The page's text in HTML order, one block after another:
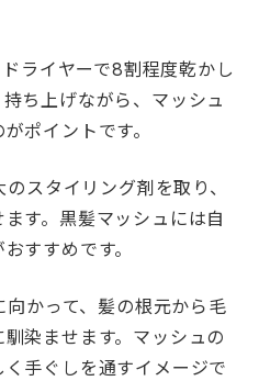
ライヤーで8割程度乾かし
ち上げながら、マッシュ
ポイントです。
スタイリング剤を取り、
す。黒髪マッシュには自
すすめです。
向かって、髪の根元から毛
染ませます。マッシュの
手ぐしを通すイメージで